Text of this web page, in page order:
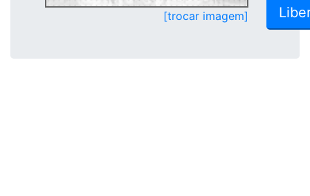
[trocar imagem]